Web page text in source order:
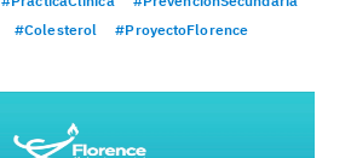
#Colesterol #ProyectoFlorence